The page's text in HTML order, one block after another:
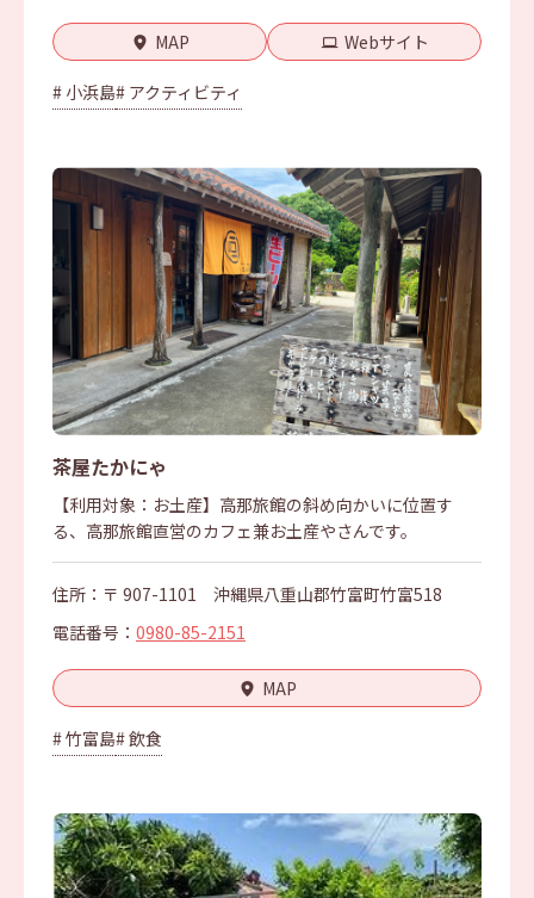
MAP Webサイト
# 小浜島# アクティビティ
茶屋たかにゃ
【利用対象：お土産】高那旅館の斜め向かいに位置す
る、高那旅館直営のカフェ兼お土産やさんです。
住所：〒 907-1101 沖縄県八重山郡竹富町竹富518
電話番号： 0980-85-2151
MAP
# 竹富島# 飲食